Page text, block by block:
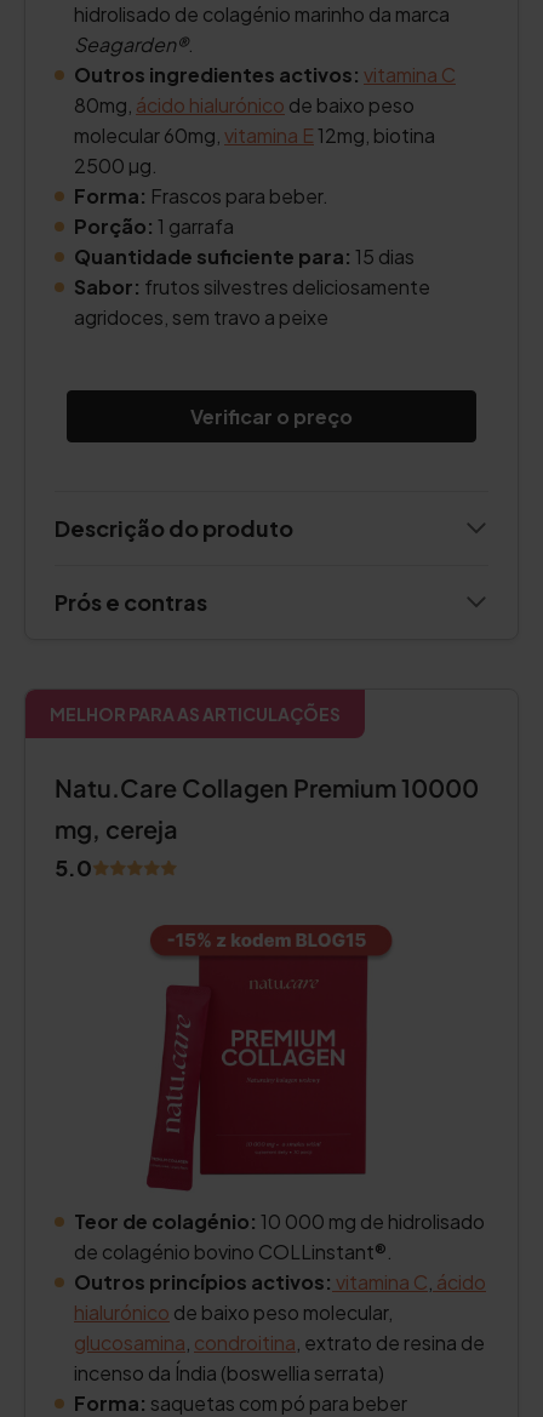
hidrolisado de colagénio marinho da marca
Seagarden®.
Outros ingredientes activos: vitamina C
80mg, ácido hialurónico de baixo peso
molecular 60mg, vitamina E12mg, biotina
2500 µg.
Forma: Frascos para beber.
Porção: 1 garrafa
Quantidade suficiente para: 15 dias
Sabor: frutos silvestres deliciosamente
agridoces, sem travo a peixe
Verificar o preço
Descrição do produto
Prós e contras
MELHOR PARA AS ARTICULAÇÕES
Natu.Care Collagen Premium 10000
mg, cereja
5.0
Teor de colagénio: 10 000 mg de hidrolisado
de colagénio bovino COLLinstant®.
Outros princípios activos: vitamina C ácido
hialurónico de baixo peso molecular,
glucosamina condroitina , extrato de resina de
incenso da Índia (boswellia serrata)
Forma: saquetas com pó para beber